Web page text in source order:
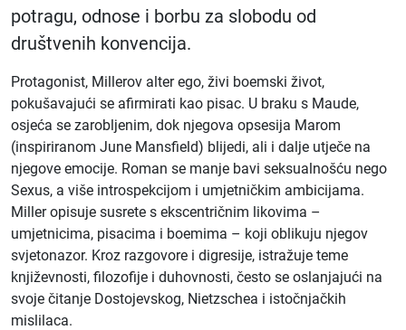
potragu, odnose i borbu za slobodu od
društvenih konvencija.
Protagonist, Millerov alter ego, živi boemski život,
pokušavajući se afirmirati kao pisac. U braku s Maude,
osjeća se zarobljenim, dok njegova opsesija Marom
(inspiriranom June Mansfield) blijedi, ali i dalje utječe na
njegove emocije. Roman se manje bavi seksualnošću nego
Sexus, a više introspekcijom i umjetničkim ambicijama.
Miller opisuje susrete s ekscentričnim likovima –
umjetnicima, pisacima i boemima – koji oblikuju njegov
svjetonazor. Kroz razgovore i digresije, istražuje teme
književnosti, filozofije i duhovnosti, često se oslanjajući na
svoje čitanje Dostojevskog, Nietzschea i istočnjačkih
mislilaca.